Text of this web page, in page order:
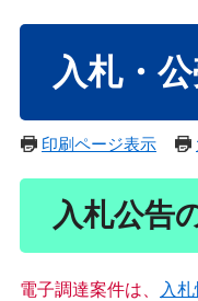
入札・
印刷ページ表示
入札公告
電子調達案件は、 入